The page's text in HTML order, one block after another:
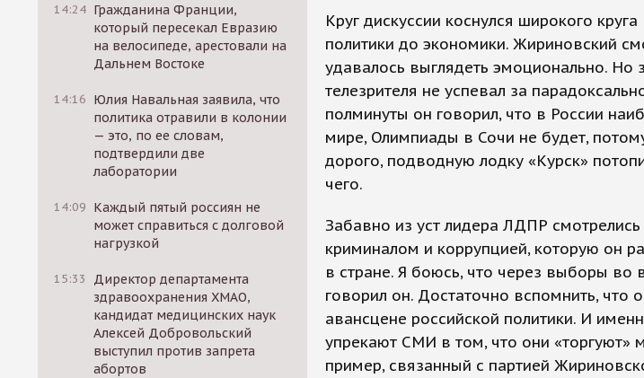
14:24 Гражданина Франции,
который пересекал Евразию
на велосипеде, арестовали на
Дальнем Востоке
14:16 Юлия Навальная заявила, что
политика отравили в колонии
— это, по ее словам,
подтвердили две
лаборатории
14:09 Каждый пятый россиян не
может справиться с долговой
нагрузкой
15:33
Директор департамента
здравоохранения ХМАО,
кандидат медицинских наук
Алексей Добровольский
выступил против запрета
абортов
Круг дискуссии коснулся широкого
политики до экономики. Жириновский
удавалось выглядеть эмоционально. Но
телезрителя не успевал за
полминуты он говорил, что в России
мире, Олимпиады в Сочи не будет,
дорого, подводную лодку «Курск»
чего.
Забавно из уст лидера ЛДПР
криминалом и коррупцией, которую он
в стране. Я боюсь, что через выборы во
говорил он. Достаточно вспомнить, что
авансцене российской политики. И
упрекают СМИ в том, что они «торгуют»
пример, связанный с партией